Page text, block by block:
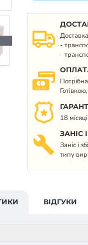
-
-
18
ЗАНІС
Заніс і
типу
ВІДГУКИ